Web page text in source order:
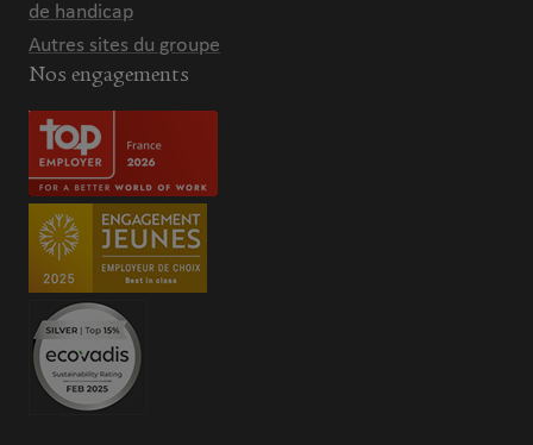
de handicap
Autres sites du groupe
Nos engagements